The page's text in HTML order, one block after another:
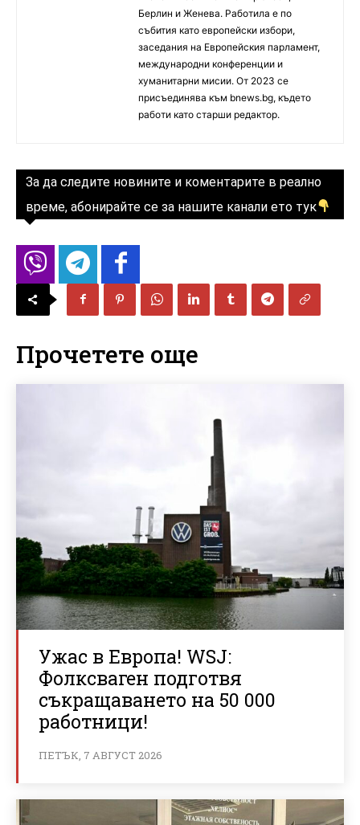
Берлин и Женева. Работила е по
събития като европейски избори,
заседания на Европейския парламент,
международни конференции и
хуманитарни мисии. От 2023 се
присъединява към bnews.bg, където
работи като старши редактор.
За да следите новините и коментарите в реално
време, абонирайте се за нашите канали ето тук
Прочетете още
Ужас в Европа! WSJ:
Фолксваген подготвя
съкращаването на 50 000
работници!
ПЕТЪК, 7 АВГУСТ 2026